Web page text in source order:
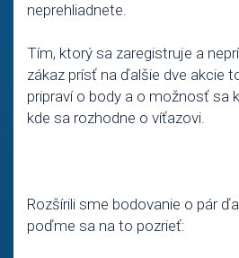
neprehliadnete.
Tím, ktorý sa zaregistruje a
zákaz prísť na ďalšie dve akcie
pripraví o body a o možnosť sa
kde sa rozhodne o víťazovi.
Rozšírili sme bodovanie o pár
poďme sa na to pozrieť: